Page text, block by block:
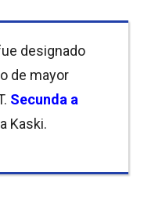
designado
de mayor
Secunda a
Kaski.